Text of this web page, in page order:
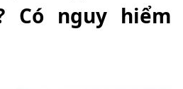
Có nguy hiểm